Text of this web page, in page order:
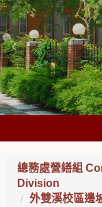
總務處營繕組
Division
外雙溪校區邊